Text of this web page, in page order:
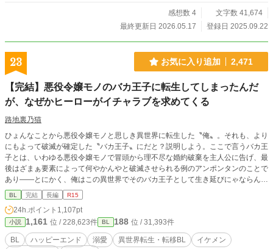
感想数 4
文字数 41,674
最終更新日 2026.05.17
登録日 2025.09.22
23 お気に入り追加 2,471
【完結】悪役令嬢モノのバカ王子に転生してしまったんだ
が、なぜかヒーローがイチャラブを求めてくる
路地裏乃猫
ひょんなことから悪役令嬢モノと思しき異世界に転生した〝俺〟。それも、より
にもよって破滅が確定した〝バカ王子〟にだと？説明しよう。ここで言うバカ王
子とは、いわゆる悪役令嬢モノで冒頭から理不尽な婚約破棄を主人公に告げ、最
後はざまぁ要素によって何やかんやと破滅させられる例のアンポンタンのことで
あり――とにかく、俺はこの異世界でそのバカ王子として生き延びにゃならんの
だ。つーわけで、脱☆バカ王子！を目指し、真っ当な王子としての道を歩き始め
た俺だが、そんな俺になぜか、この世界ではヒロインとイチャコラをキメるはず
のヒーローがぐいぐい迫ってくる！一方、俺の命を狙う謎の暗殺集団！果たして
俺は、この破滅ルート満載の世界で生き延びることができるのか？ いや、その
前に……何だって悪役令嬢モノの世界でバカ王子の俺がヒーローに惚れられてん
だ？ 2025年10月に全面改稿を行ないました。 2025年10月28日・BLランキング
BL 完結 長編 R15
24h.ポイント 1,107pt
小説 1,161 位 / 228,623件 BL 188 位 / 31,393件
BL ハッピーエンド 溺愛 異世界転生・転移BL
イケメン